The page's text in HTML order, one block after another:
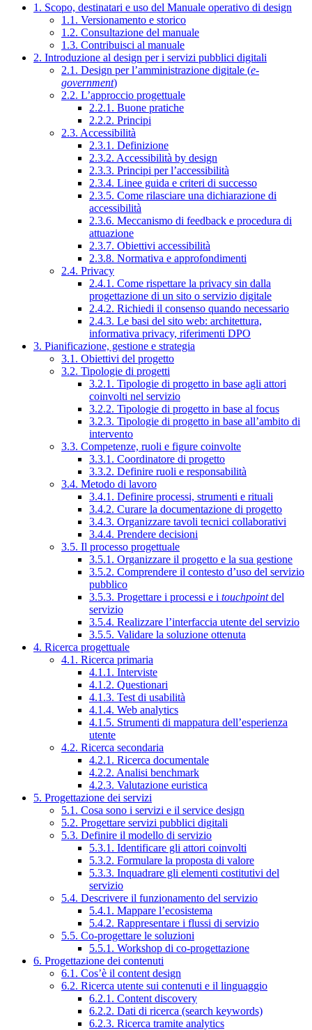
1. Scopo, destinatari e uso del Manuale operativo di design
1.1. Versionamento e storico
1.2. Consultazione del manuale
1.3. Contribuisci al manuale
2. Introduzione al design per i servizi pubblici digitali
2.1. Design per l’amministrazione digitale (e-
government)
2.2. L’approccio progettuale
2.2.1. Buone pratiche
2.2.2. Principi
2.3. Accessibilità
2.3.1. Definizione
2.3.2. Accessibilità by design
2.3.3. Principi per l’accessibilità
2.3.4. Linee guida e criteri di successo
2.3.5. Come rilasciare una dichiarazione di
accessibilità
2.3.6. Meccanismo di feedback e procedura di
attuazione
2.3.7. Obiettivi accessibilità
2.3.8. Normativa e approfondimenti
2.4. Privacy
2.4.1. Come rispettare la privacy sin dalla
progettazione di un sito o servizio digitale
2.4.2. Richiedi il consenso quando necessario
2.4.3. Le basi del sito web: architettura,
informativa privacy, riferimenti DPO
3. Pianificazione, gestione e strategia
3.1. Obiettivi del progetto
3.2. Tipologie di progetti
3.2.1. Tipologie di progetto in base agli attori
coinvolti nel servizio
3.2.2. Tipologie di progetto in base al focus
3.2.3. Tipologie di progetto in base all’ambito di
intervento
3.3. Competenze, ruoli e figure coinvolte
3.3.1. Coordinatore di progetto
3.3.2. Definire ruoli e responsabilità
3.4. Metodo di lavoro
3.4.1. Definire processi, strumenti e rituali
3.4.2. Curare la documentazione di progetto
3.4.3. Organizzare tavoli tecnici collaborativi
3.4.4. Prendere decisioni
3.5. Il processo progettuale
3.5.1. Organizzare il progetto e la sua gestione
3.5.2. Comprendere il contesto d’uso del servizio
pubblico
3.5.3. Progettare i processi e i touchpointdel
servizio
3.5.4. Realizzare l’interfaccia utente del servizio
3.5.5. Validare la soluzione ottenuta
4. Ricerca progettuale
4.1. Ricerca primaria
4.1.1. Interviste
4.1.2. Questionari
4.1.3. Test di usabilità
4.1.4. Web analytics
4.1.5. Strumenti di mappatura dell’esperienza
utente
4.2. Ricerca secondaria
4.2.1. Ricerca documentale
4.2.2. Analisi benchmark
4.2.3. Valutazione euristica
5. Progettazione dei servizi
5.1. Cosa sono i servizi e il service design
5.2. Progettare servizi pubblici digitali
5.3. Definire il modello di servizio
5.3.1. Identificare gli attori coinvolti
5.3.2. Formulare la proposta di valore
5.3.3. Inquadrare gli elementi costitutivi del
servizio
5.4. Descrivere il funzionamento del servizio
5.4.1. Mappare l’ecosistema
5.4.2. Rappresentare i flussi di servizio
5.5. Co-progettare le soluzioni
5.5.1. Workshop di co-progettazione
6. Progettazione dei contenuti
6.1. Cos’è il content design
6.2. Ricerca utente sui contenuti e il linguaggio
6.2.1. Content discovery
6.2.2. Dati di ricerca (search keywords)
6.2.3. Ricerca tramite analytics